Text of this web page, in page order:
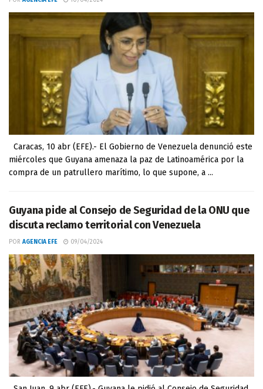
Caracas, 10 abr (EFE).- El Gobierno de Venezuela denunció este
miércoles que Guyana amenaza la paz de Latinoamérica por la
compra de un patrullero marítimo, lo que supone, a ...
Guyana pide al Consejo de Seguridad de la ONU que
discuta reclamo territorial con Venezuela
POR AGENCIA EFE 09/04/2024